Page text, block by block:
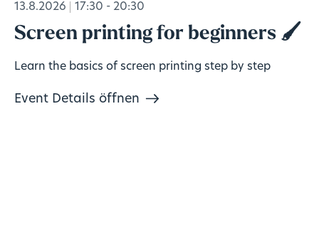
13.8.2026 17:30 - 20:30
Screen printing for beginners 🖌️
Learn the basics of screen printing step by step
Event Details öffnen